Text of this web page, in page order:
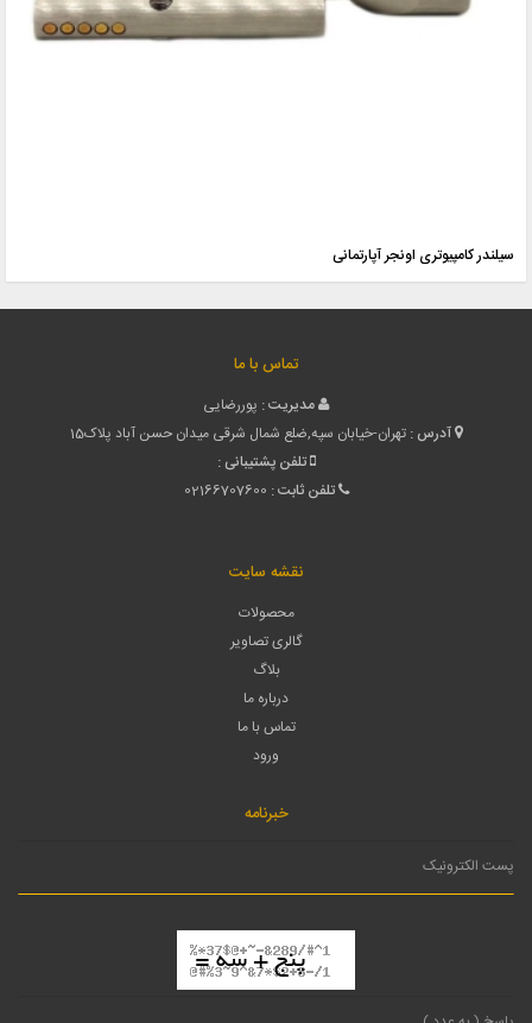
سیلندر کامپیوتری اونجر آپارتمانی
تماس با ما
مدیریت : پوررضایی
آدرس : تهران-خیابان سپه,ضلع شمال شرقی میدان حسن آباد پلاک15
تلفن پشتیبانی :
تلفن ثابت : 02166707600
نقشه سایت
محصولات
گالری تصاویر
بلاگ
درباره ما
تماس با ما
ورود
خبرنامه